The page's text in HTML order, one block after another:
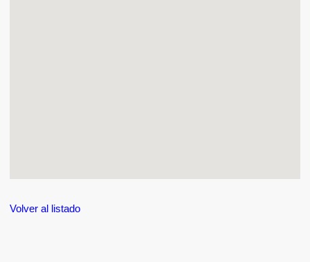
Volver al listado